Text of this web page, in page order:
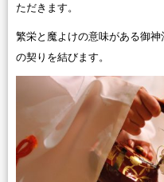
ただきます。
繁栄と魔よけの意味がある御
の契りを結びます。